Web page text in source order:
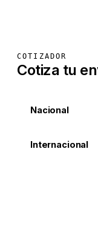
COTIZADOR
Cotiza tu
Nacional
Internacional